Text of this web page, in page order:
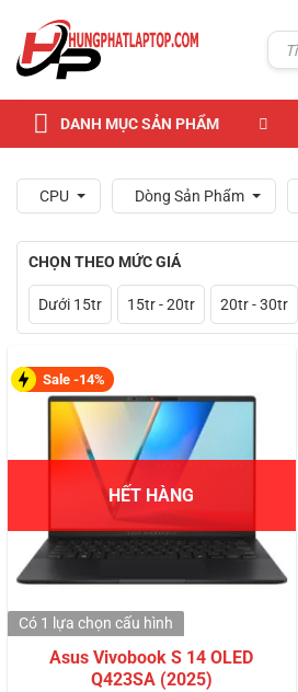
content
Tìm
kiếm:
DANH MỤC SẢN PHẨM
CPU Dòng Sản Phẩm
CHỌN THEO MỨC GIÁ
Dưới 15tr 15tr - 20tr 20tr - 30tr
Sale -14%
HẾT HÀNG
Asus Vivobook S 14 OLED
Q423SA (2025)
Có 1 lựa chọn cấu hình